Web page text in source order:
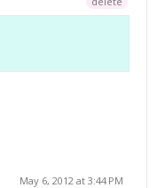
May 6, 2012 at 3:44 PM